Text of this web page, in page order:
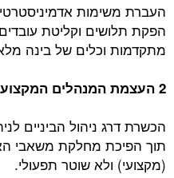
העברת משימות
הפקת תלושים וקליטת
מתקדמות וכלים של בינה
2 העצמת המנהלים המקצועיים:
הכשרת דרג ניהול הביניים
תוך הפיכת מחלקת משאבי
(מקצועי) ולא שוטר תפעולי.